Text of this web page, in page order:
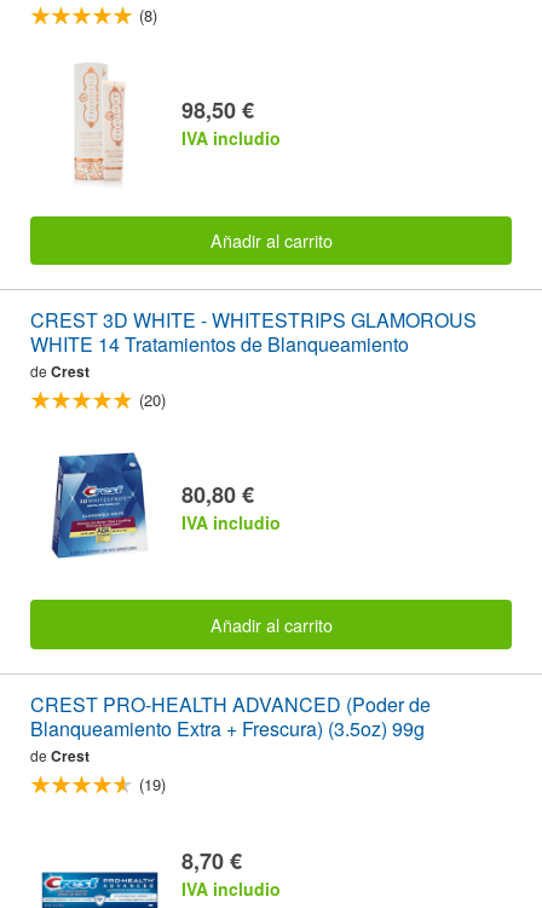
(8)
98,50 €
IVA includio
Añadir al carrito
CREST 3D WHITE - WHITESTRIPS GLAMOROUS
WHITE 14 Tratamientos de Blanqueamiento
de Crest
(20)
80,80 €
IVA includio
Añadir al carrito
CREST PRO-HEALTH ADVANCED (Poder de
Blanqueamiento Extra + Frescura) (3.5oz) 99g
de Crest
(19)
8,70 €
IVA includio